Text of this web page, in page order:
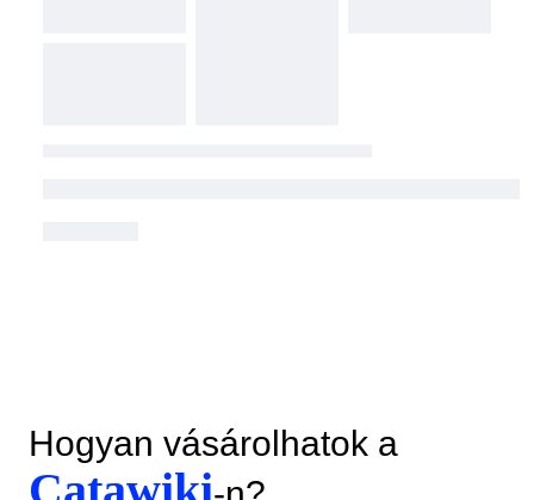
Hogyan vásárolhatok a